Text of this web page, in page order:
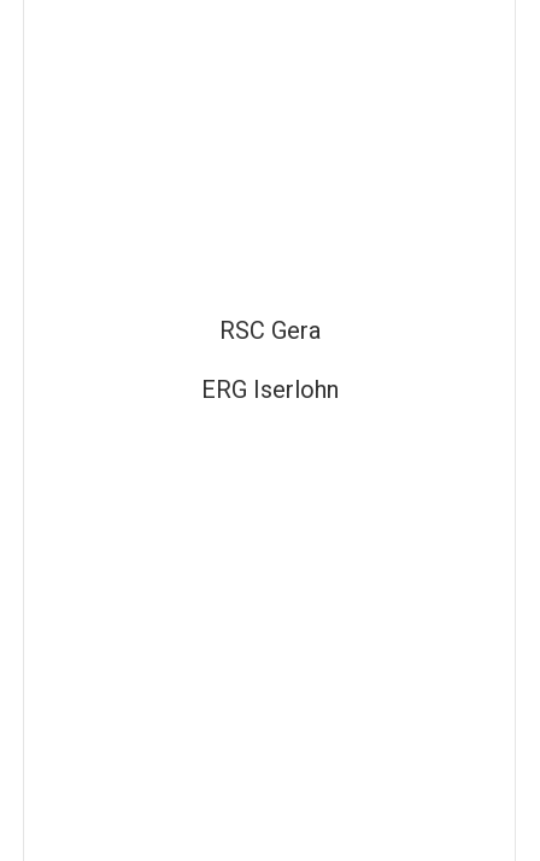
RSC Gera
ERG Iserlohn